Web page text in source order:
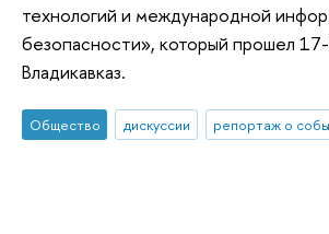
технологий и международной
безопасности», который прошел 17-
Владикавказ.
Общество дискуссии репортаж о